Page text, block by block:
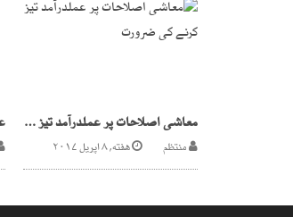
معاشی اصلاحات پر عملدرآمد تیز کرنے کی ضرورت
منتظم هفته, ۸ اپریل ۲۰۱۷